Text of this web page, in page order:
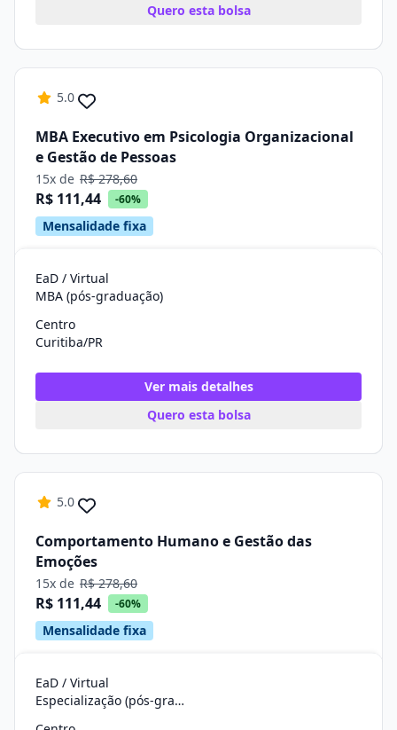
Quero esta bolsa
5.0
MBA Executivo em Psicologia Organizacional
e Gestão de Pessoas
15x de R$ 278,60
R$ 111,44 -60%
Mensalidade fixa
EaD / Virtual
MBA (pós-graduação)
Centro
Curitiba/PR
Ver mais detalhes
Quero esta bolsa
5.0
Comportamento Humano e Gestão das
Emoções
15x de R$ 278,60
R$ 111,44 -60%
Mensalidade fixa
EaD / Virtual
Especialização (pós-graduação)